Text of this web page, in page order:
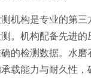
机构是专业的第
测。机构配备先进
的检测数据。水
载能力与耐久性，